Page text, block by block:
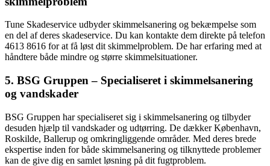
Tune Skadeservice udbyder skimmelsanering og bekæmpelse som
en del af deres skadeservice. Du kan kontakte dem direkte på telefon
4613 8616 for at få løst dit skimmelproblem. De har erfaring med at
håndtere både mindre og større skimmelsituationer.
5. BSG Gruppen – Specialiseret i skimmelsanering
og vandskader
BSG Gruppen har specialiseret sig i skimmelsanering og tilbyder
desuden hjælp til vandskader og udtørring. De dækker København,
Roskilde, Ballerup og omkringliggende områder. Med deres brede
ekspertise inden for både skimmelsanering og tilknyttede problemer
kan de give dig en samlet løsning på dit fugtproblem.